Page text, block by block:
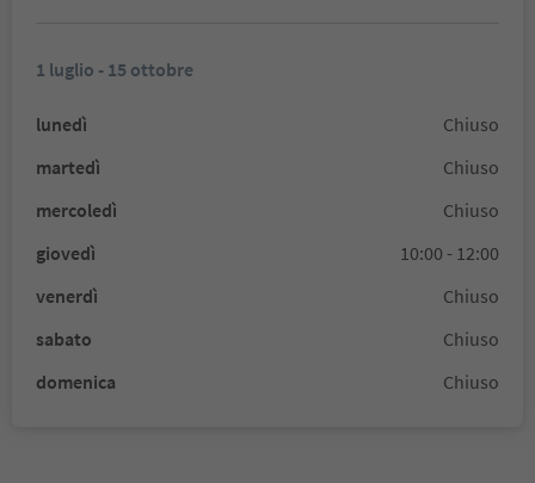
1 luglio - 15 ottobre
lunedì
Chiuso
martedì
Chiuso
mercoledì
Chiuso
giovedì
10:00 - 12:00
venerdì
Chiuso
sabato
Chiuso
domenica
Chiuso